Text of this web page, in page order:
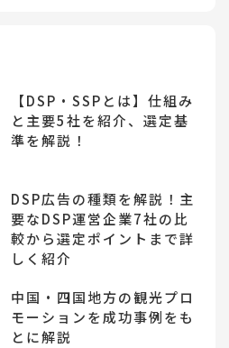
【DSP・SSPとは】仕組み
と主要5社を紹介、選定基
準を解説！
DSP広告の種類を解説！主
要なDSP運営企業7社の比
較から選定ポイントまで詳
しく紹介
中国・四国地方の観光プロ
モーションを成功事例をも
とに解説